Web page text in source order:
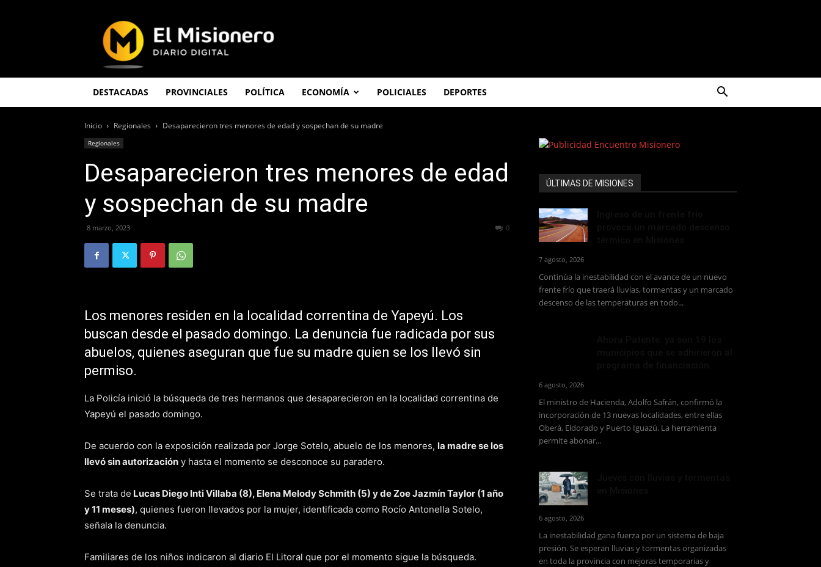
Misionero
DESTACADAS PROVINCIALES POLÍTICA ECONOMÍA POLICIALES DEPORTES
Inicio Regionales Desaparecieron tres menores de edad y sospechan de su madre
Regionales
Desaparecieron tres menores de edad
y sospechan de su madre
8 marzo, 2023 0
Los menores residen en la localidad correntina de Yapeyú. Los
buscan desde el pasado domingo. La denuncia fue radicada por sus
abuelos, quienes aseguran que fue su madre quien se los llevó sin
permiso.
La Policía inició la búsqueda de tres hermanos que desaparecieron en la localidad correntina de
Yapeyú el pasado domingo.
De acuerdo con la exposición realizada por Jorge Sotelo, abuelo de los menores, la madre se los
llevó sin autorización y hasta el momento se desconoce su paradero.
Se trata de Lucas Diego Inti Villaba (8), Elena Melody Schmith (5) y de Zoe Jazmín Taylor (1 año
y 11 meses), quienes fueron llevados por la mujer, identificada como Rocío Antonella Sotelo,
señala la denuncia.
Familiares de los niños indicaron al diario El Litoral que por el momento sigue la búsqueda.
ÚLTIMAS DE MISIONES
7 agosto, 2026
Continúa la inestabilidad con el avance de un nuevo
frente frío que traerá lluvias, tormentas y un marcado
descenso de las temperaturas en todo...
6 agosto, 2026
El ministro de Hacienda, Adolfo Safrán, confirmó la
incorporación de 13 nuevas localidades, entre ellas
Oberá, Eldorado y Puerto Iguazú. La herramienta
permite abonar...
6 agosto, 2026
La inestabilidad gana fuerza por un sistema de baja
presión. Se esperan lluvias y tormentas organizadas
en toda la provincia con mejoras temporarias y